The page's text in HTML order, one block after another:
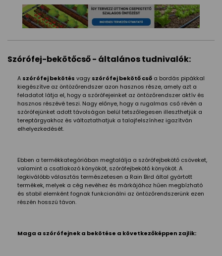
Szórófej-bekötőcső - általános tudnivalók:
A szórófej bekötés vagy szórófej bekötő cső a bordás pipákkal
kiegészítve az öntözőrendszer azon hasznos része, amely azt a
feladatot látja el, hogy a szórófejeinket az öntözőrendszer aktív és
hasznos részévé teszi. Nagy előnye, hogy a rugalmas cső révén a
szórófejünket adott távolságon belül tetszőlegesen illeszthetjük a
tereptárgyakhoz és változtathatjuk a talajfelszínhez igazítván
elhelyezkedését.
Ebben a termékkategóriában megtalálja a szórófejbekötő csöveket,
valamint a csatlakozó könyököt, szórófejbekötő könyököt. A
legkiválóbb választás természetesen a Rain Bird által gyártott
termékek, melyek a cég nevéhez és márkájához hűen megbízható
és stabil elemként fognak funkcionálni az öntözőrendszerünk ezen
részén hosszú távon.
Maga a szórófejnek a bekötése a következőképpen zajlik: